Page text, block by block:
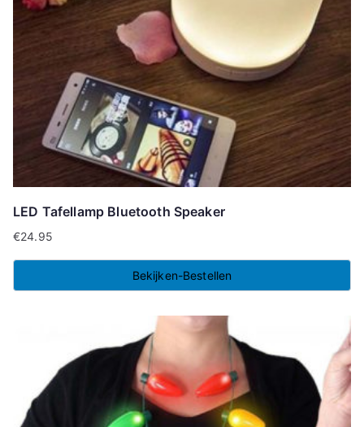
LED Tafellamp Bluetooth Speaker
€24.95
Bekijken-Bestellen